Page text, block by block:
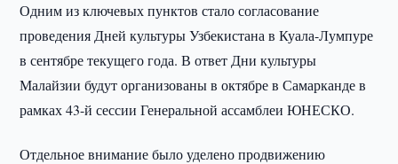
Одним из ключевых пунктов стало согласование
проведения Дней культуры Узбекистана в Куала-Лумпуре
в сентябре текущего года. В ответ Дни культуры
Малайзии будут организованы в октябре в Самарканде в
рамках 43-й сессии Генеральной ассамблеи ЮНЕСКО.
Отдельное внимание было уделено продвижению